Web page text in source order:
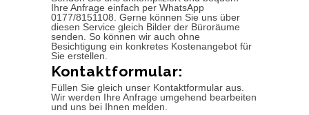
Ihre Anfrage einfach per WhatsApp
0177/8151108. Gerne können Sie uns über
diesen Service gleich Bilder der Büroräume
senden. So können wir auch ohne
Besichtigung ein konkretes Kostenangebot für
Sie erstellen.
Kontaktformular:
Füllen Sie gleich unser Kontaktformular aus.
Wir werden Ihre Anfrage umgehend bearbeiten
und uns bei Ihnen melden.